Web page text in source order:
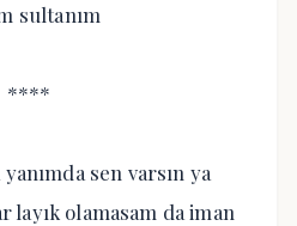
sultanım
****
sen varsın ya
layık olamasam da iman